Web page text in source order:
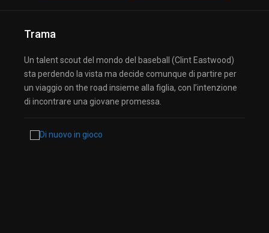
Trama
Un talent scout del mondo del baseball (Clint Eastwood)
sta perdendo la vista ma decide comunque di partire per
un viaggio on the road insieme alla figlia, con l’intenzione
di incontrare una giovane promessa.